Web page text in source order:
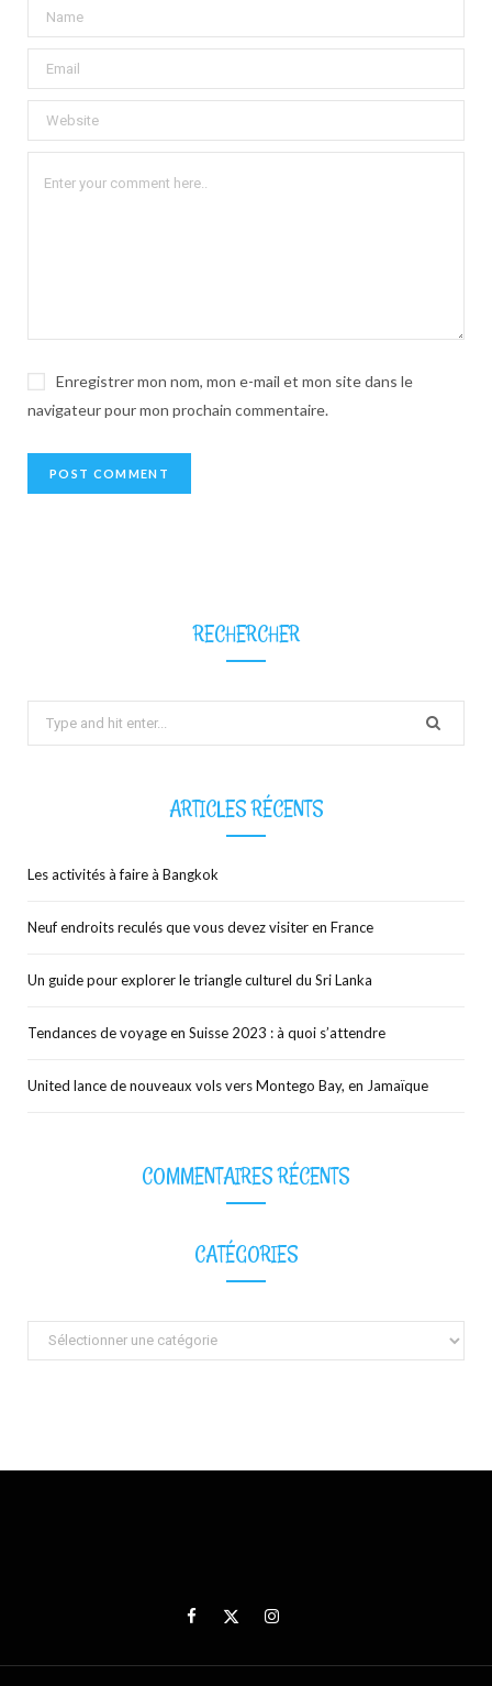
Enregistrer mon nom, mon e-mail et mon site dans le
navigateur pour mon prochain commentaire.
RECHERCHER
for:
ARTICLES RÉCENTS
Les activités à faire à Bangkok
Neuf endroits reculés que vous devez visiter en France
Un guide pour explorer le triangle culturel du Sri Lanka
Tendances de voyage en Suisse 2023 : à quoi s’attendre
United lance de nouveaux vols vers Montego Bay, en Jamaïque
COMMENTAIRES RÉCENTS
CATÉGORIES
Catégories